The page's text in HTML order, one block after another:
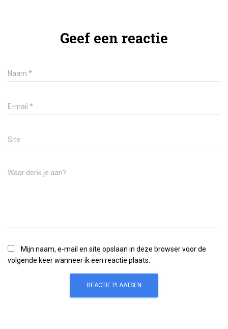
Geef een reactie
Naam *
E-mail *
Site
Waar denk je aan?
Mijn naam, e-mail en site opslaan in deze browser voor de
volgende keer wanneer ik een reactie plaats.